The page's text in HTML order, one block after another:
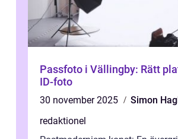
Passfoto i Vällingby: Rätt
ID-foto
30 november 2025
Simon
redaktionel